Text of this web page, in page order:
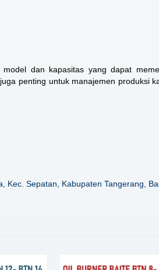
dan kapasitas yang dapat
penting untuk manajemen produksi
Kec. Sepatan, Kabupaten Tangerang,